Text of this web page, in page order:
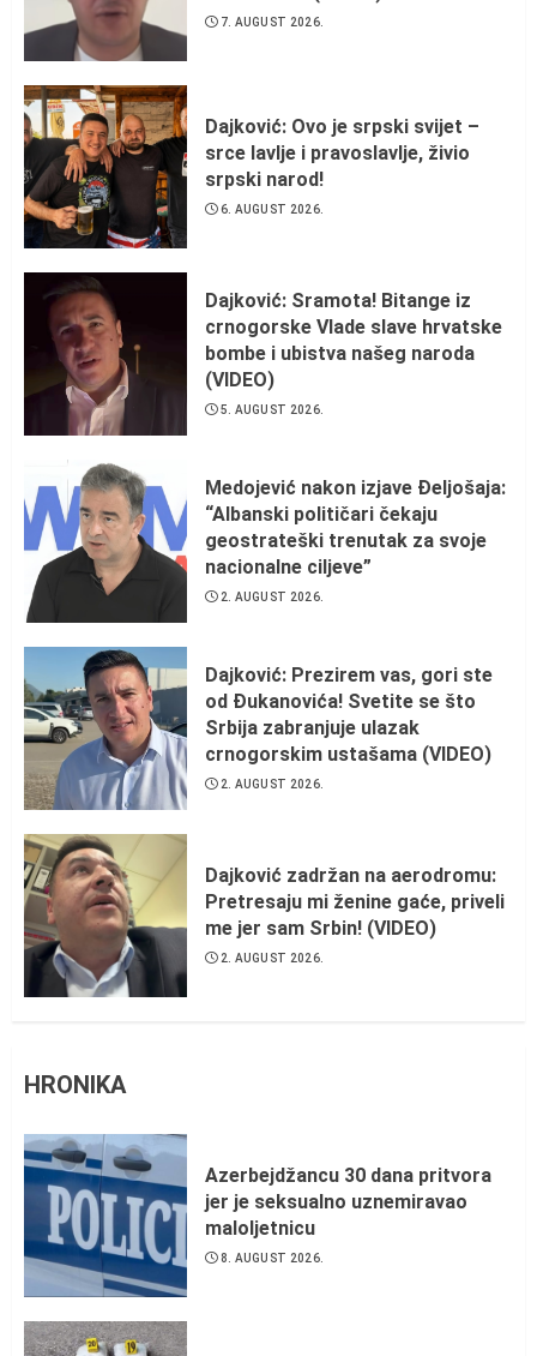
7. AUGUST 2026.
Dajković: Ovo je srpski svijet –
srce lavlje i pravoslavlje, živio
srpski narod!
6. AUGUST 2026.
Dajković: Sramota! Bitange iz
crnogorske Vlade slave hrvatske
bombe i ubistva našeg naroda
(VIDEO)
5. AUGUST 2026.
Medojević nakon izjave Đeljošaja:
“Albanski političari čekaju
geostrateški trenutak za svoje
nacionalne ciljeve”
2. AUGUST 2026.
Dajković: Prezirem vas, gori ste
od Đukanovića! Svetite se što
Srbija zabranjuje ulazak
crnogorskim ustašama (VIDEO)
2. AUGUST 2026.
Dajković zadržan na aerodromu:
Pretresaju mi ženine gaće, priveli
me jer sam Srbin! (VIDEO)
2. AUGUST 2026.
HRONIKA
Azerbejdžancu 30 dana pritvora
jer je seksualno uznemiravao
maloljetnicu
8. AUGUST 2026.